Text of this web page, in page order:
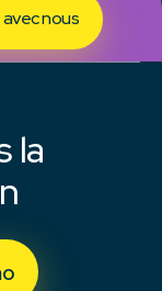
nous
la